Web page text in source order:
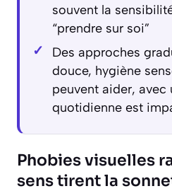
souvent la
“prendre sur soi”
Des approches
douce, hygiène
peuvent aider, avec
quotidienne est
Phobies visuelles
sens tirent la